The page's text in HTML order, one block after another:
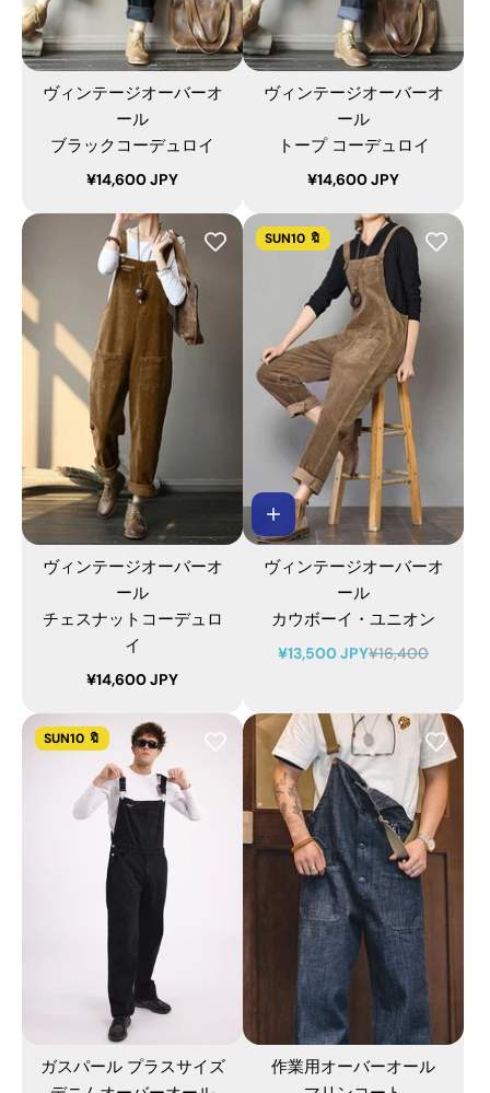
ヴィンテージオーバーオ
ール
ブラックコーデュロイ
¥14,600 JPY
ヴィンテージオーバーオ
ール
トープ コーデュロイ
¥14,600 JPY
ヴィンテージオーバーオ
ール
チェスナットコーデュロ
イ
¥14,600 JPY
SUN10 🔖
ヴィンテージオーバーオ
ール
カウボーイ・ユニオン
¥13,500 JPY¥16,400
SUN10 🔖
ガスパール プラスサイズ
作業用オーバーオール